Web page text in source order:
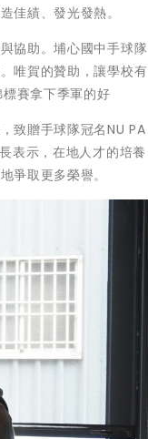
佳績、發光發熱。
協助。埔心國中手球隊
唯賀的贊助，讓學校有
賽拿下季軍的好
致贈手球隊冠名NU PA
表示，在地人才的培養
爭取更多榮譽。